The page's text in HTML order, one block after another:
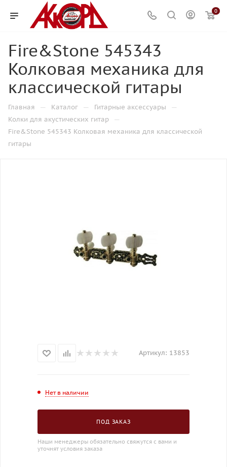
0
Fire&Stone 545343
Колковая механика для
классической гитары
Главная — Каталог — Гитарные аксессуары —
Колки для акустических гитар —
Fire&Stone 545343 Колковая механика для классической
гитары
Артикул: 13853
Нет в наличии
ПОД ЗАКАЗ
Наши менеджеры обязательно свяжутся с вами и
уточнят условия заказа